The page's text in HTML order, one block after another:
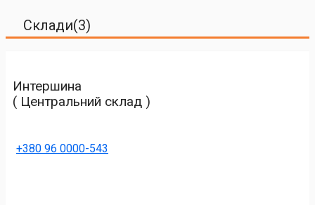
Склади(3)
Интершина
( Центральний склад )
+380 96 0000-543